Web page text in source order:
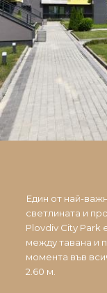
Един от най-
светлината и
Plovdiv City Park
между тавана и
момента във
2.60 м.